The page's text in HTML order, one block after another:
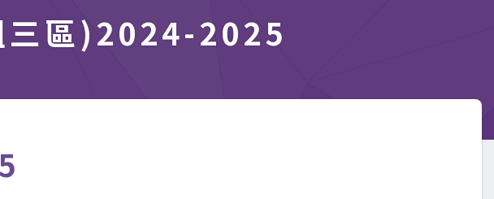
三區)2024-2025